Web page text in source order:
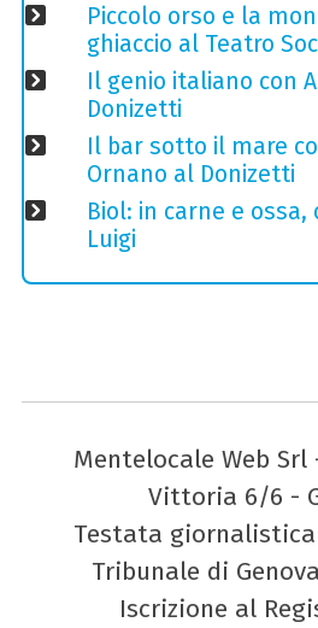
Piccolo orso e la
ghiaccio al Teatro
Il genio italiano con
Donizetti
Il bar sotto il mare
Ornano al Donizetti
Biol: in carne e ossa,
Luigi
Mentelocale Web Srl
Vittoria 6/6 -
Testata
Tribunale di
Iscrizione al